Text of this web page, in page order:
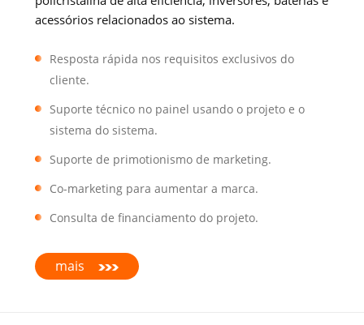
acessórios relacionados ao sistema.
Resposta rápida nos requisitos exclusivos do
cliente.
Suporte técnico no painel usando o projeto e o
sistema do sistema.
Suporte de primotionismo de marketing.
Co-marketing para aumentar a marca.
Consulta de financiamento do projeto.
mais